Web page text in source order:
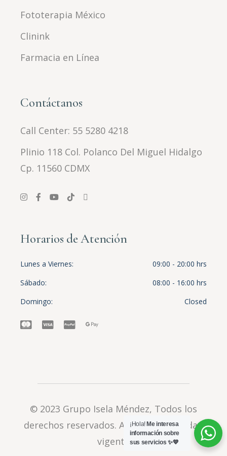
Fototerapia México
Clinink
Farmacia en Línea
Contáctanos
Call Center: 55 5280 4218
Plinio 118 Col. Polanco Del Miguel Hidalgo
Cp. 11560 CDMX
Horarios de Atención
Lunes a Viernes
09:00 - 20:00 hrs
Sábado
08:00 - 16:00 hrs
Domingo
Closed
© 2023 Grupo Isela Méndez, Todos los
derechos reservados. Aviso de privacidad
vigente
¡Hola! Me interesa
información sobre
sus servicios ✨💙